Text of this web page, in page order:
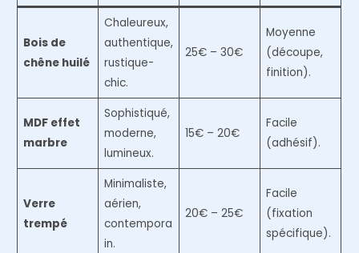
Bois de
chêne huilé
Chaleureux,
authentique,
rustique-
chic.
25€ – 30€
Moyenne
(découpe,
finition).
MDF effet
marbre
Sophistiqué,
moderne,
lumineux.
15€ – 20€
Facile
(adhésif).
Verre
trempé
Minimaliste,
aérien,
contempora
in.
20€ – 25€
Facile
(fixation
spécifique).